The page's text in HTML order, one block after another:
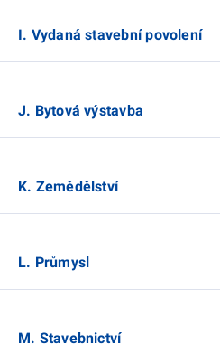
I. Vydaná stavební povolení
J. Bytová výstavba
K. Zemědělství
L. Průmysl
M. Stavebnictví